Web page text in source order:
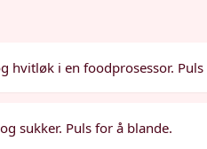
hvitløk i en foodprosessor.
sukker. Puls for å blande.